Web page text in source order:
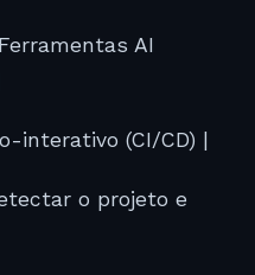
AI
interativo (CI/CD) |
o projeto e